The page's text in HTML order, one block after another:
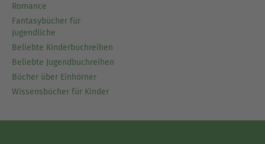
Romance
Fantasybücher für
Jugendliche
Beliebte Kinderbuchreihen
Beliebte Jugendbuchreihen
Bücher über Einhörner
Wissensbücher für Kinder